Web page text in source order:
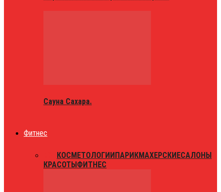
Сауна Сахара.
Фитнес
КОСМЕТОЛОГИИПАРИКМАХЕРСКИЕСАЛОНЫ
КРАСОТЫФИТНЕС